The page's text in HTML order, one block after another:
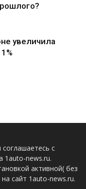
увеличила
с
1auto-news.ru.
активной( без
сайт 1auto-news.ru.